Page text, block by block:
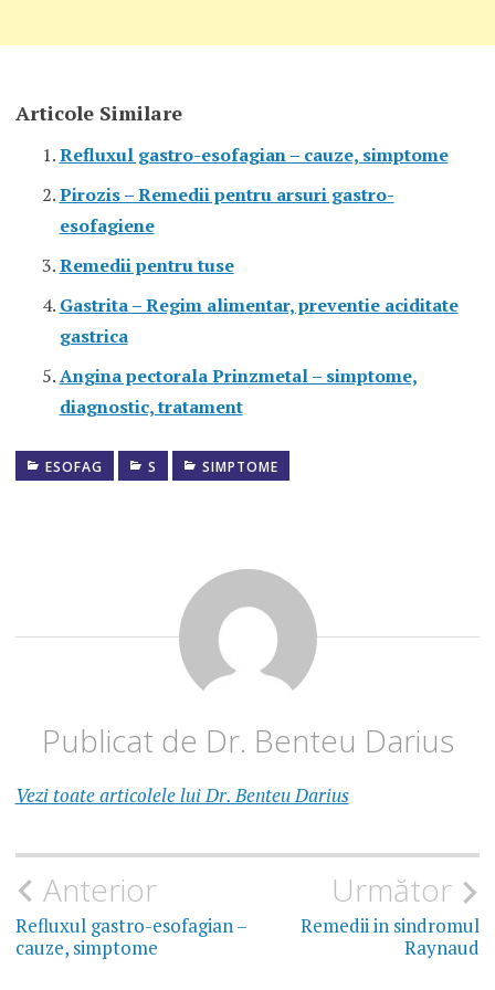
Articole Similare
Refluxul gastro-esofagian – cauze, simptome
Pirozis – Remedii pentru arsuri gastro-
esofagiene
Remedii pentru tuse
Gastrita – Regim alimentar, preventie aciditate
gastrica
Angina pectorala Prinzmetal – simptome,
diagnostic, tratament
ESOFAG S
SIMPTOME
BOALA
REFLUX
GASTROESOFAGIAN
SIMPTOME
REGURCITATII
Publicat de Dr. Benteu Darius
Vezi toate articolele lui Dr. Benteu Darius
Navigare
în
Anterior
Refluxul gastro-esofagian –
cauze, simptome
Următor
Remedii in sindromul
Raynaud